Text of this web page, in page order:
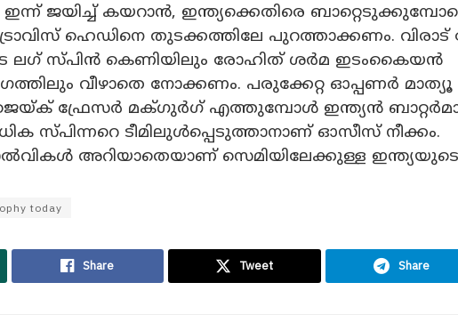
ജയിച്ച് കയറാൻ, ഇന്ത്യക്കെതിരെ
ഹെഡിനെ തുടക്കത്തിലേ പുറത്താക്കണം. വിരാട്
ലഗ് സ്പിൻ കെണിയിലും രോഹിത് ശർമ ഇടംകൈയൻ
വീഴാതെ നോക്കണം. പരുക്കേറ്റ ഓപ്പണർ മാത്യൂ
ജെയ്ക് ഫ്രേസർ മക്ഗുർഗ് എത്തുമ്പോൾ ഇന്ത്യൻ
സ്പിന്നറെ ടീമിലുൾപ്പെടുത്താനാണ് ഓസീസ് നീക്കം.
അറിയാതെയാണ് സെമിയിലേക്കുള്ള ഇന്ത്യയുടെ
today
Share Tweet Share